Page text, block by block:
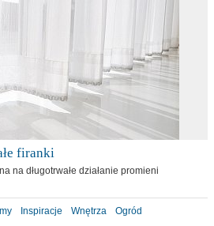
firanki
na długotrwałe działanie promieni
Inspiracje Wnętrza Ogród